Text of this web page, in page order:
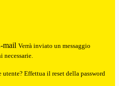
mail Verrà inviato un messaggio
Effettua il reset della password